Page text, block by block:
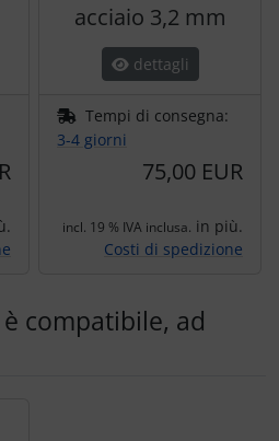
acciaio 3,2 mm
dettagli
Tempi di consegna:
3-4 giorni
75,00 EUR
incl. 19 % IVA inclusa. in più.
Costi di spedizione
compatibile, ad